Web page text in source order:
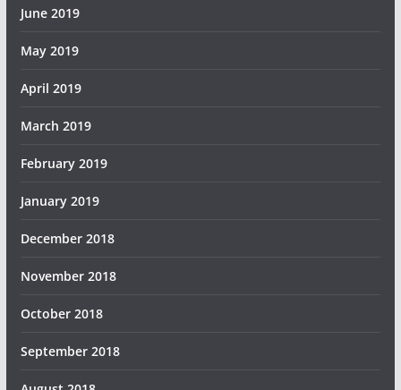
June 2019
May 2019
April 2019
March 2019
February 2019
January 2019
December 2018
November 2018
October 2018
September 2018